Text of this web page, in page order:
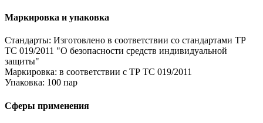
Маркировка и упаковка
Стандарты: Изготовлено в соответствии со стандартами ТР
ТС 019/2011 "О безопасности средств индивидуальной
защиты"
Маркировка: в соответствии с ТР ТС 019/2011
Упаковка: 100 пар
Сферы применения